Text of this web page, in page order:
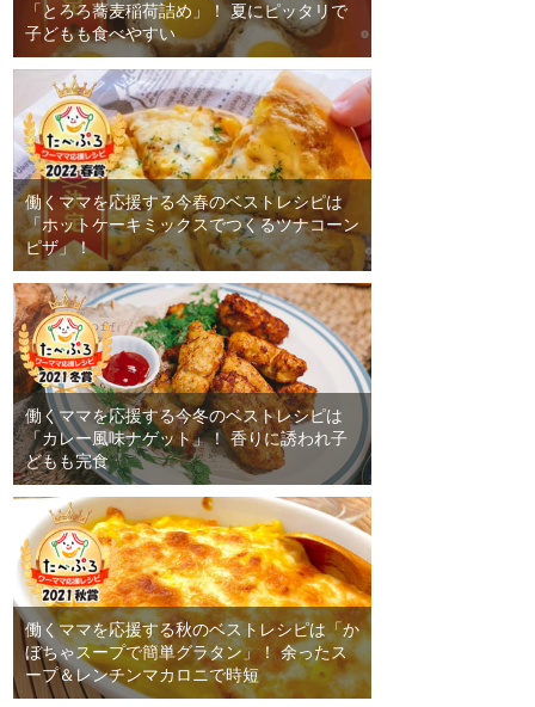
「とろろ蕎麦稲荷詰め」！ 夏にピッタリで
子どもも食べやすい
働くママを応援する今春のベストレシピは
「ホットケーキミックスでつくるツナコーン
ピザ」！
働くママを応援する今冬のベストレシピは
「カレー風味ナゲット」！ 香りに誘われ子
どもも完食
働くママを応援する秋のベストレシピは「か
ぼちゃスープで簡単グラタン」！ 余ったス
ープ＆レンチンマカロニで時短